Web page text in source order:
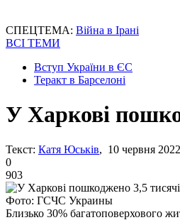
СПЕЦТЕМА: Війна в Ірані
ВСІ ТЕМИ
Вступ України в ЄС
Теракт в Барселоні
У Харкові
Текст: Катя Юськів, 10 червня
0
903
Фото: ГСЧС Украины
Близько 30% багатоповерхового